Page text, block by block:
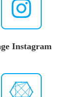
Instagram